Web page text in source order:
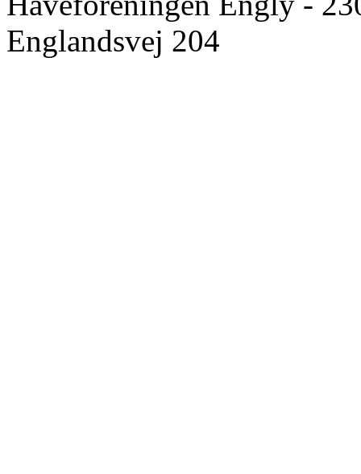
Englandsvej 204